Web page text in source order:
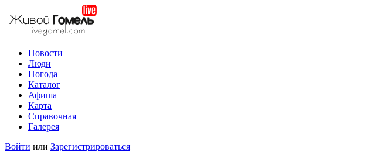
Новости
Люди
Погода
Каталог
Афиша
Карта
Справочная
Галерея
Войти или Зарегистрироваться